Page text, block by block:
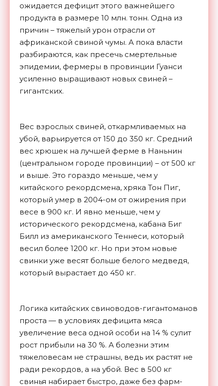
ожидается дефицит этого важнейшего
продукта в размере 10 млн. тонн. Одна из
причин – тяжелый урон отрасли от
африканской свиной чумы. А пока власти
разбираются, как пресечь смертельные
эпидемии, фермеры в провинции Гуанси
усиленно выращивают новых свиней –
гигантских.
Вес взрослых свиней, откармливаемых на
убой, варьируется от 150 до 350 кг. Средний
вес хрюшек на лучшей ферме в Наньнин
(центральном городе провинции) – от 500 кг
и выше. Это гораздо меньше, чем у
китайского рекордсмена, хряка Тон Пиг,
который умер в 2004-ом от ожирения при
весе в 900 кг. И явно меньше, чем у
исторического рекордсмена, кабана Биг
Билл из американского Теннеси, который
весил более 1200 кг. Но при этом новые
свинки уже весят больше белого медведя,
который вырастает до 450 кг.
Логика китайских свиноводов-гигантоманов
проста — в условиях дефицита мяса
увеличение веса одной особи на 14 % сулит
рост прибыли на 30 %. А болезни этим
тяжеловесам не страшны, ведь их растят не
ради рекордов, а на убой. Вес в 500 кг
свинья набирает быстро, даже без фарм-